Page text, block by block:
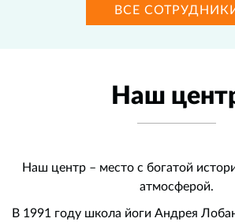
ВСЕ
Наш
Наш центр – место с богатой
атмосферой.
В 1991 году школа йоги Андрея